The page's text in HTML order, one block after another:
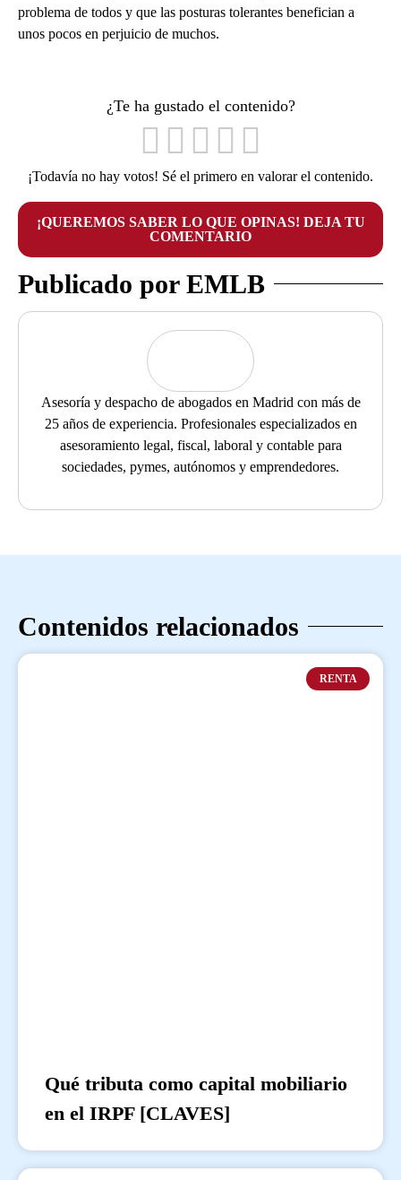
problema de todos y que las posturas tolerantes benefician a
unos pocos en perjuicio de muchos.
¿Te ha gustado el contenido?
¡Todavía no hay votos! Sé el primero en valorar el contenido.
¡QUEREMOS SABER LO QUE OPINAS! DEJA TU
COMENTARIO
Publicado por EMLB
Asesoría y despacho de abogados en Madrid con más de
25 años de experiencia. Profesionales especializados en
asesoramiento legal, fiscal, laboral y contable para
sociedades, pymes, autónomos y emprendedores.
Contenidos relacionados
RENTA
Qué tributa como capital mobiliario
en el IRPF [CLAVES]